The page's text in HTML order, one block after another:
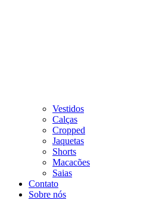
Vestidos
Calças
Cropped
Jaquetas
Shorts
Macacões
Saias
Contato
Sobre nós